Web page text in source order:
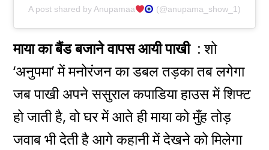
A post shared by Anupamaa (@anupama_show_1)
माया का बैंड बजाने वापस आयी पाखी :शो
‘अनुपमा’ में मनोरंजन का डबल तड़का तब लगेगा
जब पाखी अपने ससुराल कपाडिया हाउस में शिफ्ट
हो जाती है, वो घर में आते ही माया को मुँह तोड़
जवाब भी देती है आगे कहानी में देखने को मिलेगा